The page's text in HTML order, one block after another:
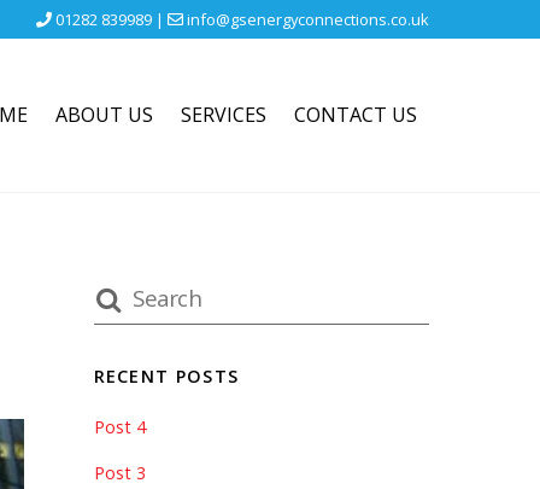
01282 839989 | info@gsenergyconnections.co.uk
ABOUT US SERVICES CONTACT US
RECENT POSTS
Post 4
Post 3